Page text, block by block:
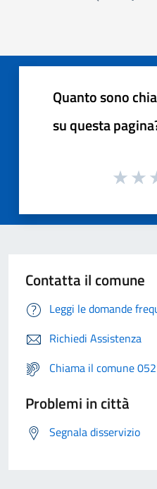
Pagina
Quanto sono
su questa
Contatta il comune
Leggi le domande
Richiedi Assistenza
Chiama il comune
Problemi in città
Segnala disservizio